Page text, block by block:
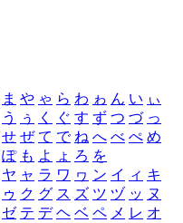
ま や ゃ ら わ ゎ ん い ぃ
う ぅ く ぐ す ず つ づ っ
せ ぜ て で ね へ べ ぺ め
ぽ も よ ょ ろ を
ヤ ャ ラ ワ ヮ ン イ ィ キ
ゥ ク グ ス ズ ツ ヅ ッ ヌ
ゼ テ デ ヘ ベ ペ メ レ オ